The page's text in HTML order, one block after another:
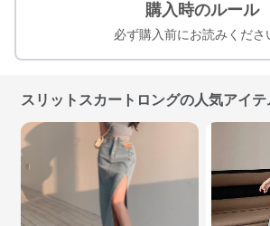
購入時のルール
必ず購入前にお読みくださ
スリットスカートロングの人気アイテ